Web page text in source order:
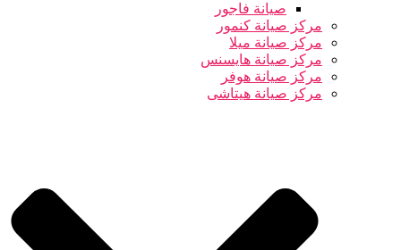
صيانة فاجور
مركز صيانة كنمور
مركز صيانة ميلا
مركز صيانة هايسنس
مركز صيانة هوفر
مركز صيانة هيتاشى